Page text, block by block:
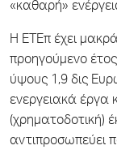
«καθαρή»
Η ΕΤΕπ έχει
προηγούμενο
ύψους 1,9 δις
ενεργειακά έργα
(χρηματοδοτική)
αντιπροσωπεύει